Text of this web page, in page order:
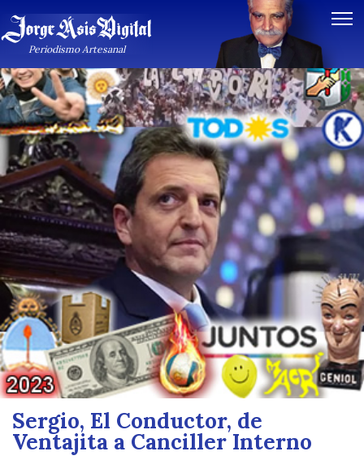
Periodismo Artesanal
Sergio, El Conductor, de
Ventajita a Canciller Interno